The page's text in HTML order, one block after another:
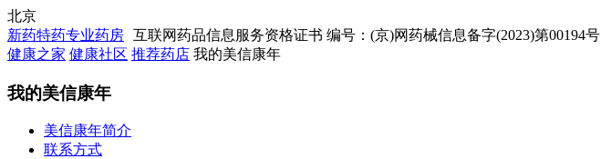
北京
新药特药专业药房 互联网药品信息服务资格证书 编号：(京)网药械信息备字(2023)第00194号
健康之家 健康社区 推荐药店 我的美信康年
我的美信康年
美信康年简介
联系方式